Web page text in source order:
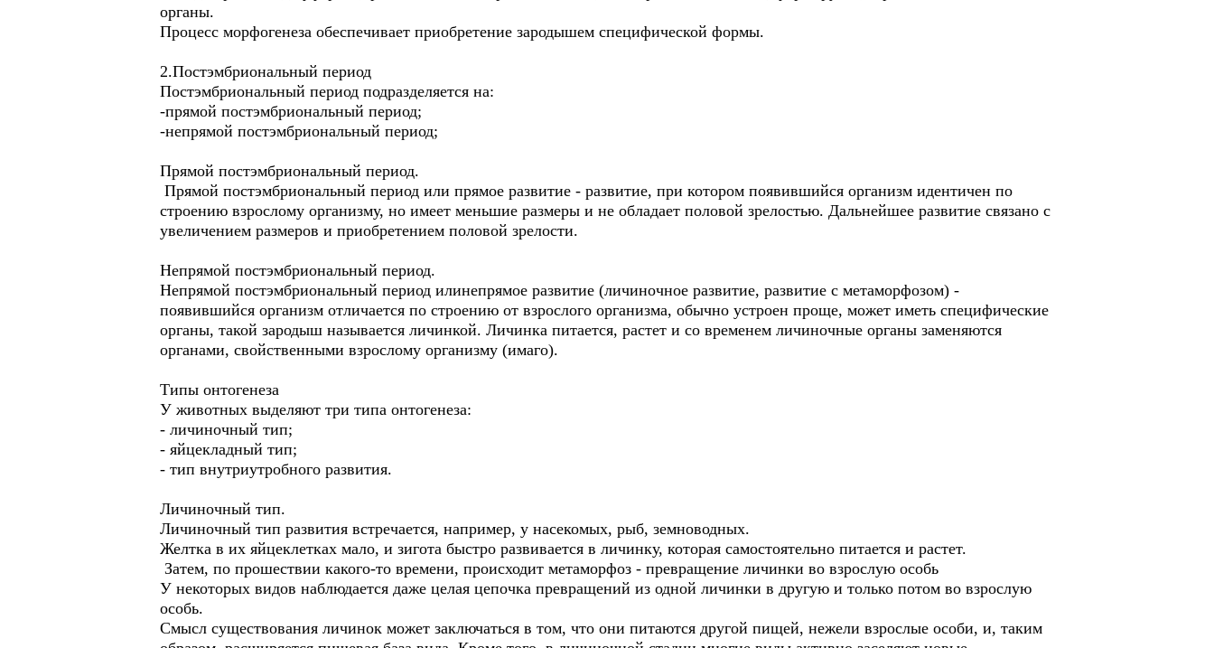
органы.
Процесс морфогенеза обеспечивает приобретение зародышем специфической формы.
2.Постэмбриональный период
Постэмбриональный период подразделяется на:
-прямой постэмбриональный период;
-непрямой постэмбриональный период;
Прямой постэмбриональный период.
Прямой постэмбриональный период или прямое развитие - развитие, при котором появившийся организм идентичен по
строению взрослому организму, но имеет меньшие размеры и не обладает половой зрелостью. Дальнейшее развитие связано с
увеличением размеров и приобретением половой зрелости.
Непрямой постэмбриональный период.
Непрямой постэмбриональный период илинепрямое развитие (личиночное развитие, развитие с метаморфозом) -
появившийся организм отличается по строению от взрослого организма, обычно устроен проще, может иметь специфические
органы, такой зародыш называется личинкой. Личинка питается, растет и со временем личиночные органы заменяются
органами, свойственными взрослому организму (имаго).
Типы онтогенеза
У животных выделяют три типа онтогенеза:
- личиночный тип;
- яйцекладный тип;
- тип внутриутробного развития.
Личиночный тип.
Личиночный тип развития встречается, например, у насекомых, рыб, земноводных.
Желтка в их яйцеклетках мало, и зигота быстро развивается в личинку, которая самостоятельно питается и растет.
Затем, по прошествии какого-то времени, происходит метаморфоз - превращение личинки во взрослую особь
У некоторых видов наблюдается даже целая цепочка превращений из одной личинки в другую и только потом во взрослую
особь.
Смысл существования личинок может заключаться в том, что они питаются другой пищей, нежели взрослые особи, и, таким